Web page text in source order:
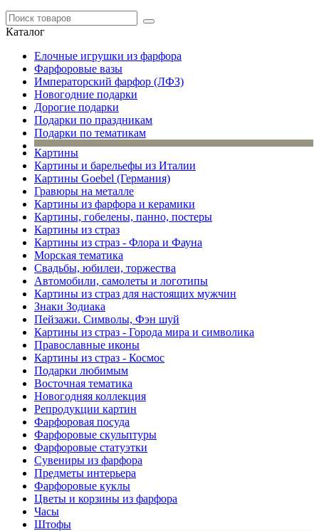
Каталог
Елочные игрушки из фарфора
Фарфоровые вазы
Императорский фарфор (ЛФЗ)
Новогодние подарки
Дорогие подарки
Подарки по праздникам
Подарки по тематикам
Картины
Картины и барельефы из Италии
Картины Goebel (Германия)
Гравюры на металле
Картины из фарфора и керамики
Картины, гобелены, панно, постеры
Картины из страз
Картины из страз - Флора и Фауна
Морская тематика
Свадьбы, юбилеи, торжества
Автомобили, самолеты и логотипы
Картины из страз для настоящих мужчин
Знаки Зодиака
Пейзажи. Символы, Фэн шуй
Картины из страз - Города мира и символика
Православные иконы
Картины из страз - Космос
Подарки любимым
Восточная тематика
Новогодняя коллекция
Репродукции картин
Фарфоровая посуда
Фарфоровые скульптуры
Фарфоровые статуэтки
Сувениры из фарфора
Предметы интерьера
Фарфоровые куклы
Цветы и корзины из фарфора
Часы
Штофы